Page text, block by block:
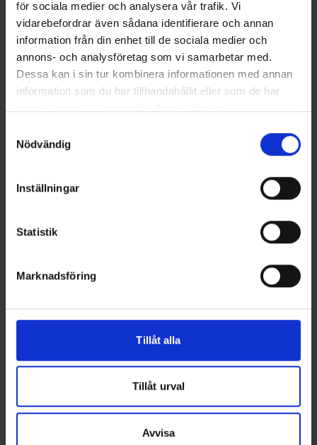
för sociala medier och analysera vår trafik. Vi
vidarebefordrar även sådana identifierare och annan
information från din enhet till de sociala medier och
annons- och analysföretag som vi samarbetar med.
Dessa kan i sin tur kombinera informationen med annan
information som du har tillhandahållit eller som de har
Nödvändig
Inställningar
Statistik
Marknadsföring
Tillåt alla
Tillåt urval
Avvisa
Denna eleganta roddbåt är lätt att ro, samtidigt som den går glatt
även med en liten utombordare. Terhi 390 är den efterlängtade
tillverkades i mer än 40 år och som kan skådas vid nästan varje
stugstrand (eller åtminstone på grannstranden). Terhi 390 finns
elegant grön. Alla versioner har vit interiör.